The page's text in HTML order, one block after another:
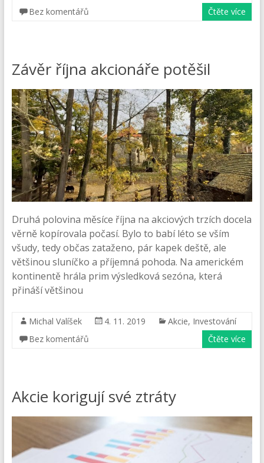
Bez komentářů
Čtěte více
Závěr října akcionáře potěšil
Druhá polovina měsíce října na akciových trzích docela
věrně kopírovala počasí. Bylo to babí léto se vším
všudy, tedy občas zataženo, pár kapek deště, ale
většinou sluníčko a příjemná pohoda. Na americkém
kontinentě hrála prim výsledková sezóna, která
přináší většinou
Michal Valíšek 4. 11. 2019 Akcie, Investování
Bez komentářů
Čtěte více
Akcie korigují své ztráty